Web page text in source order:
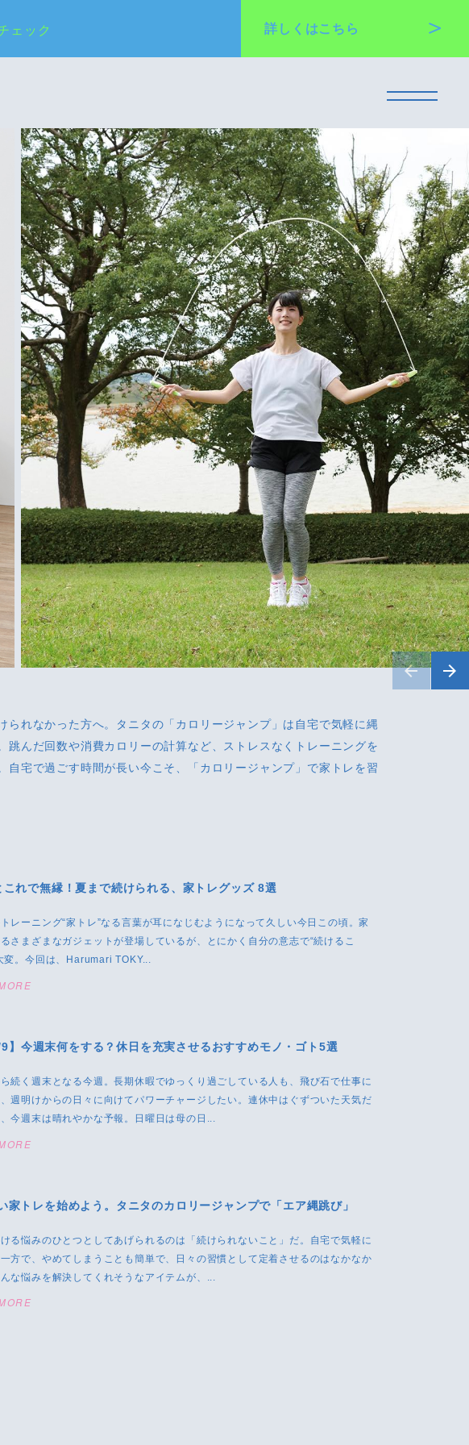
ェック 詳しくはこちら
られなかった方へ。タニタの「カロリージャンプ」は自宅で気軽に縄
跳んだ回数や消費カロリーの計算など、ストレスなくトレーニングを
自宅で過ごす時間が長い今こそ、「カロリージャンプ」で家トレを習
これで無縁！夏まで続けられる、家トレグッズ 8選
レーニング“家トレ”なる言葉が耳になじむようになって久しい今日この頃。家
るさまざまなガジェットが登場しているが、とにかく自分の意志で“続けるこ
変。今回は、Harumari TOKY...
9】今週末何をする？休日を充実させるおすすめモノ・ゴト5選
続く週末となる今週。長期休暇でゆっくり過ごしている人も、飛び石で仕事に
週明けからの日々に向けてパワーチャージしたい。連休中はぐずついた天気だ
今週末は晴れやかな予報。日曜日は母の日...
家トレを始めよう。タニタのカロリージャンプで「エア縄跳び」
る悩みのひとつとしてあげられるのは「続けられないこと」だ。自宅で気軽に
方で、やめてしまうことも簡単で、日々の習慣として定着させるのはなかなか
な悩みを解決してくれそうなアイテムが、...